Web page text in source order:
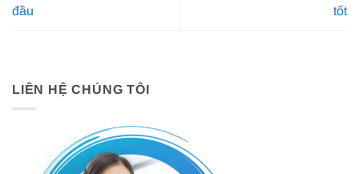
đầu
tốt
LIÊN HỆ CHÚNG TÔI